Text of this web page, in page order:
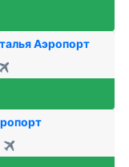
Аэропорт